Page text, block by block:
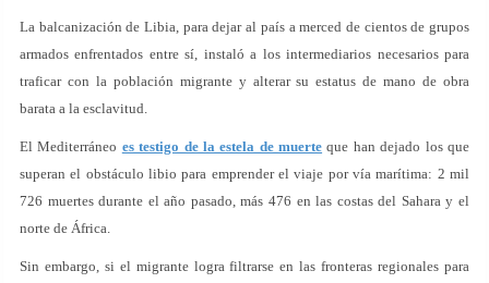
La balcanización de Libia, para dejar al país a merced de cientos de grupos
armados enfrentados entre sí, instaló a los intermediarios necesarios para
traficar con la población migrante y alterar su estatus de mano de obra
barata a la esclavitud.
El Mediterráneo es testigo de la estela de muerte que han dejado los que
superan el obstáculo libio para emprender el viaje por vía marítima: 2 mil
726 muertes durante el año pasado, más 476 en las costas del Sahara y el
norte de África.
Sin embargo, si el migrante logra filtrarse en las fronteras regionales para